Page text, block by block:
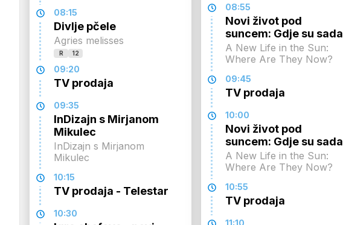
08:15
Divlje pčele
Agries melisses
R 12
09:20
TV prodaja
09:35
InDizajn s Mirjanom
Mikulec
InDizajn s Mirjanom
Mikulec
10:15
TV prodaja - Telestar
10:30
08:55
Novi život pod
suncem: Gdje su sada
A New Life in the Sun:
Where Are They Now?
09:45
TV prodaja
10:00
Novi život pod
suncem: Gdje su sada
A New Life in the Sun:
Where Are They Now?
10:55
TV prodaja
11:10